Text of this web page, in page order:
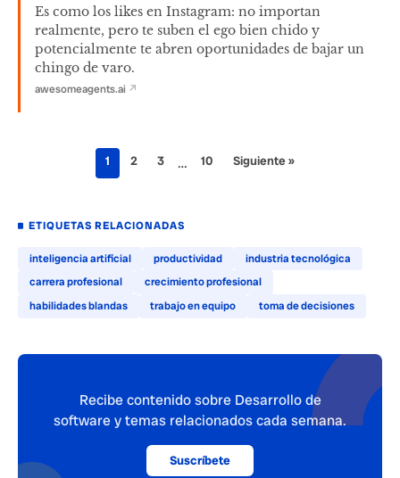
Es como los likes en Instagram: no importan
realmente, pero te suben el ego bien chido y
potencialmente te abren oportunidades de bajar un
chingo de varo.
awesomeagents.ai ↗
1 2 3 … 10 Siguiente »
ETIQUETAS RELACIONADAS
inteligencia artificial productividad
industria tecnológica
carrera profesional
crecimiento profesional
habilidades blandas
trabajo en equipo toma de decisiones
Recibe contenido sobre Desarrollo de
software y temas relacionados cada semana.
Suscríbete